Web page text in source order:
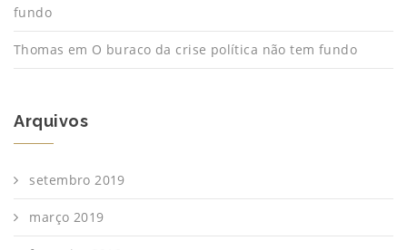
fundo
Thomas em O buraco da crise política não tem fundo
Arquivos
setembro 2019
março 2019